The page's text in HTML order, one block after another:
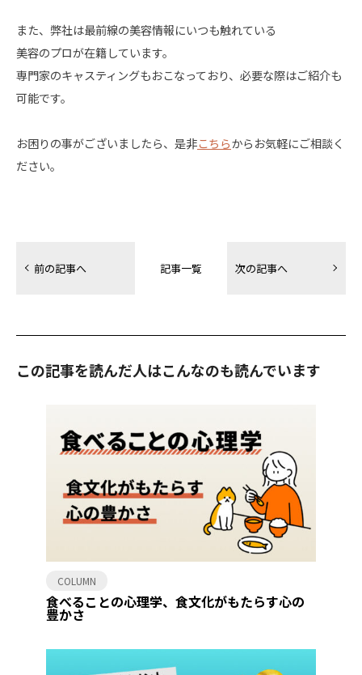
また、弊社は最前線の美容情報にいつも触れている
美容のプロが在籍しています。
専門家のキャスティングもおこなっており、必要な際はご紹介も
可能です。
お困りの事がございましたら、是非こちらからお気軽にご相談く
ださい。
前の記事へ 記事一覧 次の記事へ
この記事を読んだ人はこんなのも読んでいます
COLUMN
食べることの心理学、食文化がもたらす心の
豊かさ